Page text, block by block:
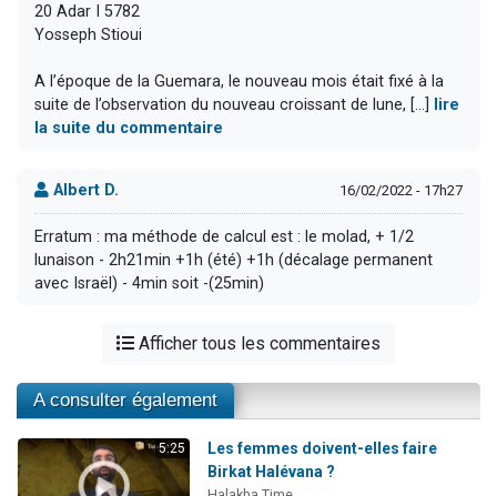
20 Adar I 5782
Yosseph Stioui
A l’époque de la Guemara, le nouveau mois était fixé à la
suite de l’observation du nouveau croissant de lune, [...]
lire
la suite du commentaire
Albert D. 16/02/2022 - 17h27
Erratum : ma méthode de calcul est : le molad, + 1/2
lunaison - 2h21min +1h (été) +1h (décalage permanent
avec Israël) - 4min soit -(25min)
Afficher tous les commentaires
A consulter également
5:25
Les femmes doivent-elles faire
Birkat Halévana ?